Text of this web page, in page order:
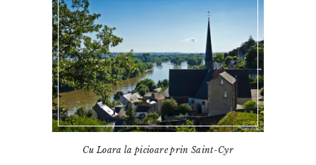
Cu Loara la picioare prin Saint-Cyr